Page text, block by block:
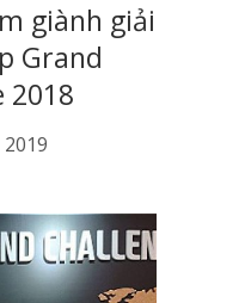
giành giải
Grand
2018